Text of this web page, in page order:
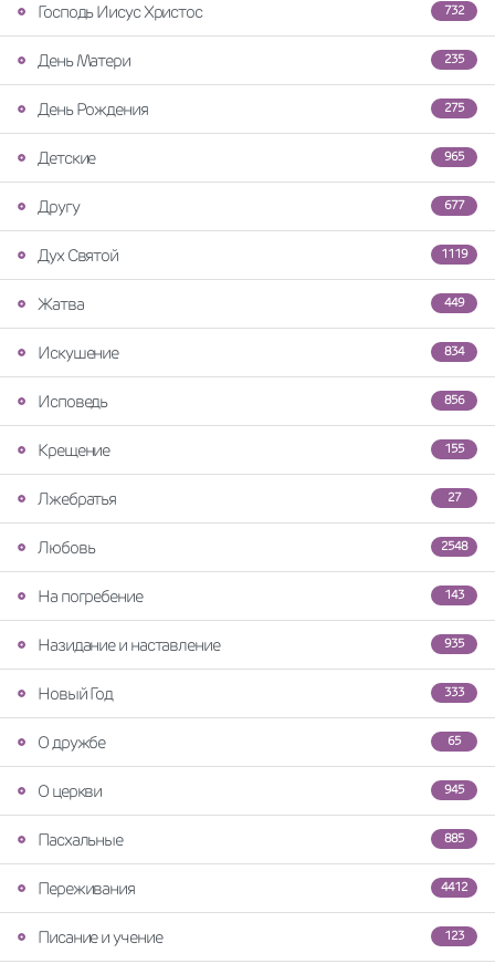
732
Господь Иисус Христос
235
День Матери
275
День Рождения
965
Детские
677
Другу
1119
Дух Святой
449
Жатва
834
Искушение
856
Исповедь
155
Крещение
27
Лжебратья
2548
Любовь
143
На погребение
935
Назидание и наставление
333
Новый Год
65
О дружбе
945
О церкви
885
Пасхальные
4412
Переживания
123
Писание и учение